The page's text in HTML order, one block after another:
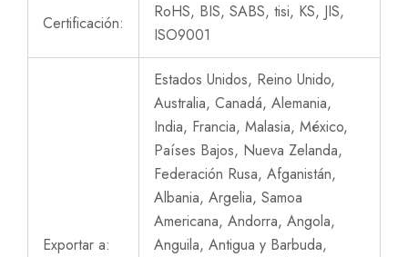
Certificación:
RoHS, BIS, SABS, tisi, KS, JIS,
ISO9001
Exportar a:
Estados Unidos, Reino Unido,
Australia, Canadá, Alemania,
India, Francia, Malasia, México,
Países Bajos, Nueva Zelanda,
Federación Rusa, Afganistán,
Albania, Argelia, Samoa
Americana, Andorra, Angola,
Anguila, Antigua y Barbuda,